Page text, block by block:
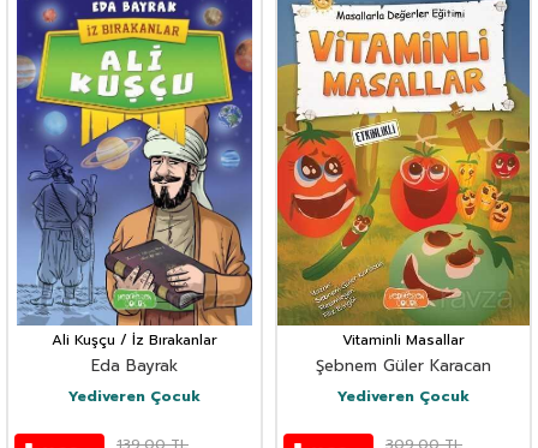
Ali Kuşçu / İz Bırakanlar
Eda Bayrak
Yediveren Çocuk
Vitaminli Masallar
Şebnem Güler Karacan
Yediveren Çocuk